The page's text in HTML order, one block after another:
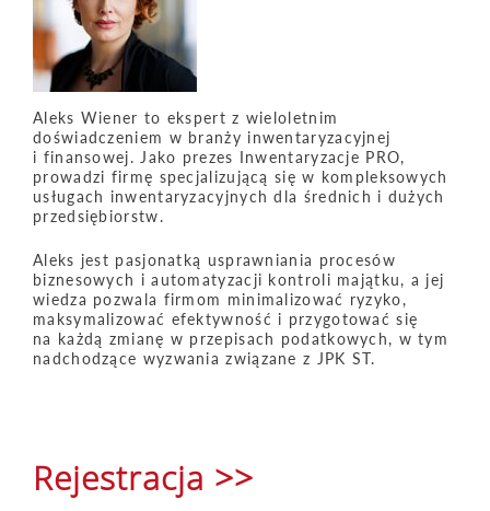
Aleks Wiener to ekspert z wieloletnim
doświadczeniem w branży inwentaryzacyjnej
i finansowej. Jako prezes Inwentaryzacje PRO,
prowadzi firmę specjalizującą się w kompleksowych
usługach inwentaryzacyjnych dla średnich i dużych
przedsiębiorstw.
Aleks jest pasjonatką usprawniania procesów
biznesowych i automatyzacji kontroli majątku, a jej
wiedza pozwala firmom minimalizować ryzyko,
maksymalizować efektywność i przygotować się
na każdą zmianę w przepisach podatkowych, w tym
nadchodzące wyzwania związane z JPK ST.
Rejestracja >>